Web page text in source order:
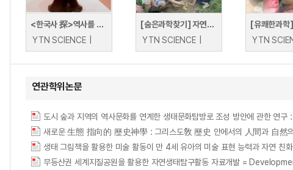
<한국사 探>역사를 품은 자연의 빛, 옻칠
YTN SCIENCE |
[숨은과학찾기] 자연에서 배워요! 생태체험학습
YTN SCIENCE |
연관학위논문
새로운 生態 指向的 歷史神學 : 그리스도敎 歷史 안에서의 人間과 自然
생태 그림책을 활용한 미술 활동이 만 4세 유아의 미술 표현 능력과 자연 친
무등산권 세계지질공원을 활용한 자연생태탐구활동 자료개발 =